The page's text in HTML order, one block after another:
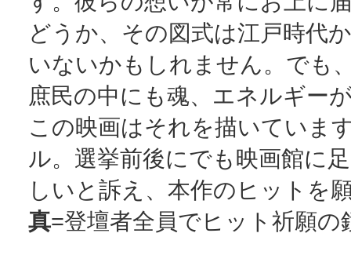
どうか、その図式は江戸時代
いないかもしれません。でも
庶民の中にも魂、エネルギー
この映画はそれを描いていま
ル。選挙前後にでも映画館に
しいと訴え、本作のヒットを
真=登壇者全員でヒット祈願の